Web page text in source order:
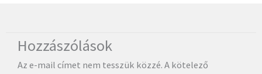
Hozzászólások
Az e-mail címet nem tesszük közzé. A kötelező